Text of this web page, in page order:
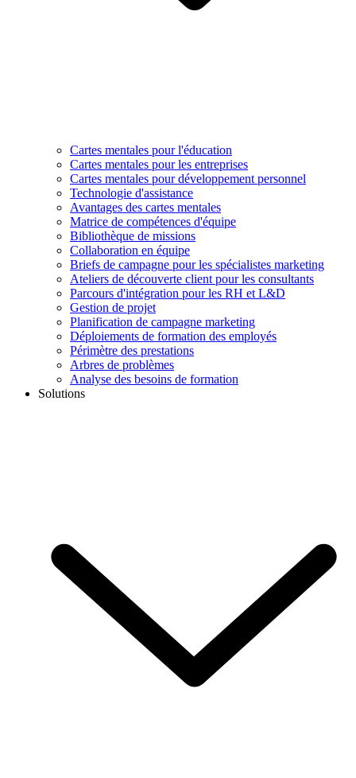
Cartes mentales pour l'éducation
Cartes mentales pour les entreprises
Cartes mentales pour développement personnel
Technologie d'assistance
Avantages des cartes mentales
Matrice de compétences d'équipe
Bibliothèque de missions
Collaboration en équipe
Briefs de campagne pour les spécialistes marketing
Ateliers de découverte client pour les consultants
Parcours d'intégration pour les RH et L&D
Gestion de projet
Planification de campagne marketing
Déploiements de formation des employés
Périmètre des prestations
Arbres de problèmes
Analyse des besoins de formation
Solutions